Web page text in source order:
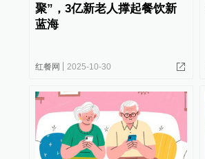
聚”，3亿新老人撑起餐饮新
蓝海
红餐网 2025-10-30